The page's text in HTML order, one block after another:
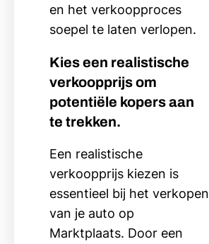
en het verkoopproces
soepel te laten verlopen.
Kies een realistische
verkoopprijs om
potentiële kopers aan
te trekken.
Een realistische
verkoopprijs kiezen is
essentieel bij het verkopen
van je auto op
Marktplaats. Door een